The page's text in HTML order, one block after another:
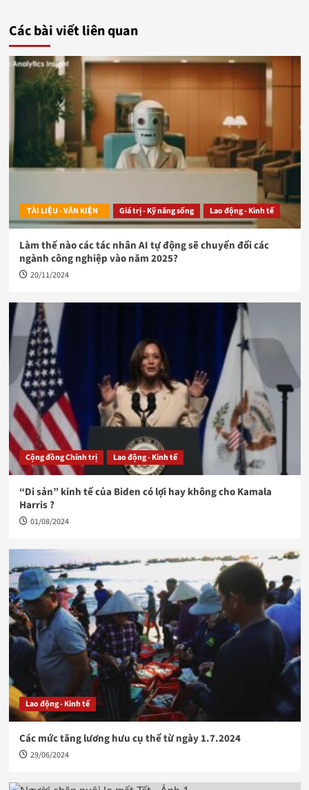
Các bài viết liên quan
TÀI LIỆU - VĂN KIỆN Giá trị - Kỹ năng sống Lao động - Kinh tế
Làm thế nào các tác nhân AI tự động sẽ chuyển đổi các
ngành công nghiệp vào năm 2025?
20/11/2024
Cộng đồng Chính trị Lao động - Kinh tế
“Di sản” kinh tế của Biden có lợi hay không cho Kamala
Harris ?
01/08/2024
Lao động - Kinh tế
Các mức tăng lương hưu cụ thể từ ngày 1.7.2024
29/06/2024